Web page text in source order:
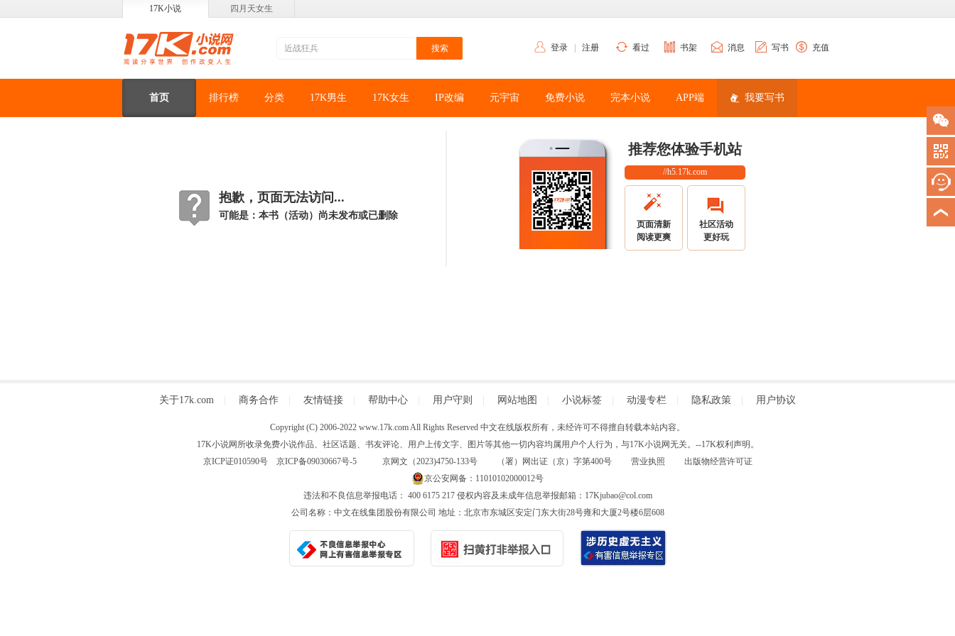
17K小说 四月天女生
登录 注册 看过 书架 消息 写书 充值
首页 排行榜 分类 17K男生 17K女生 IP改编 元宇宙 免费小说 完本小说 APP端 我要写书
抱歉，页面无法访问...
可能是：本书（活动）尚未发布或已删除
推荐您体验手机站
//h5.17k.com
页面清新
阅读更爽
社区活动
更好玩
关于17k.com 商务合作 友情链接 帮助中心 用户守则 网站地图 小说标签 动漫专栏 隐私政策 用户协议
Copyright (C) 2006-2022 www.17k.com All Rights Reserved 中文在线版权所有，未经许可不得擅自转载本站内容。
17K小说网所收录免费小说作品、社区话题、书友评论、用户上传文字、图片等其他一切内容均属用户个人行为，与17K小说网无关。--17K权利声明。
京ICP证010590号 京ICP备09030667号-5京网文（2023)4750-133号 （署）网出证（京）字第400号 营业执照
出版物经营许可证
京公安网备：11010102000012号
违法和不良信息举报电话： 400 6175 217 侵权内容及未成年信息举报邮箱：17Kjubao@col.com
公司名称：中文在线集团股份有限公司 地址：北京市东城区安定门东大街28号雍和大厦2号楼6层608